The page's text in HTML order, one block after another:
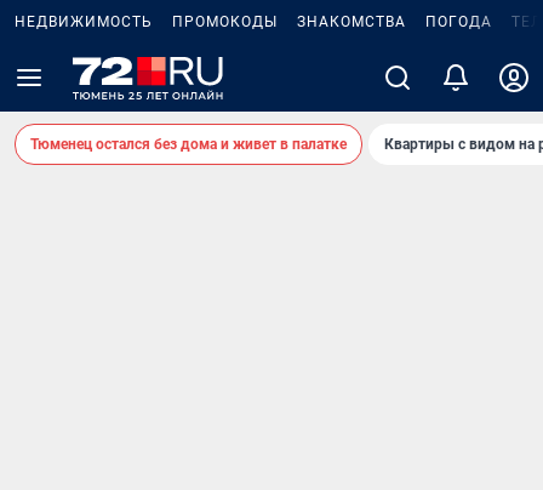
НЕДВИЖИМОСТЬ ПРОМОКОДЫ ЗНАКОМСТВА ПОГОДА
Тюменец остался без дома и живет в палатке Квартиры с видом на